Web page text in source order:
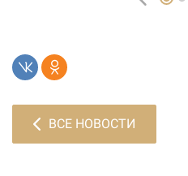
ВСЕ НОВОСТИ